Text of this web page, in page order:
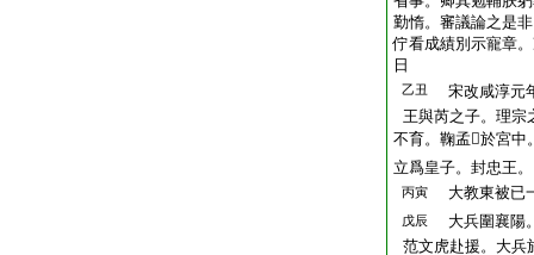
勤惰。審議論之是
佇看成績別示寵章
日
乙丑
宋改咸淳元
王與芮之子。理宗
不育。鞠孟𡹘於宮
立爲皇子。封忠王
丙寅 大教東被已
戊辰
大兵圍襄陽
范文虎赴援。大兵